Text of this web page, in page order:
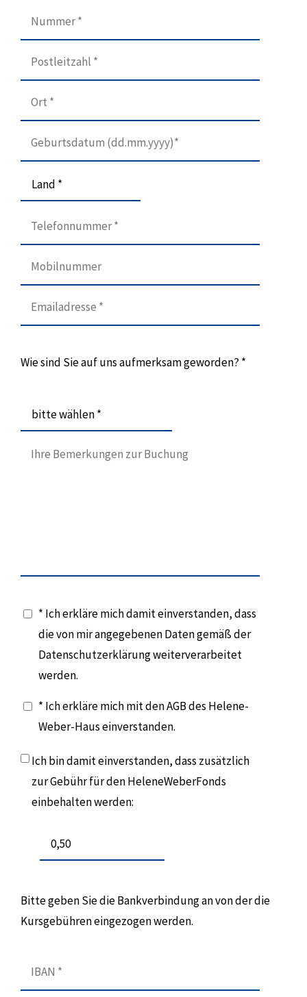
Land *
Wie sind Sie auf uns aufmerksam geworden? *
bitte wählen *
* Ich erkläre mich damit einverstanden, dass
die von mir angegebenen Daten gemäß der
Datenschutzerklärung weiterverarbeitet
werden.
* Ich erkläre mich mit den AGB des Helene-
Weber-Haus einverstanden.
Ich bin damit einverstanden, dass zusätzlich
zur Gebühr für den HeleneWeberFonds
einbehalten werden:
Bitte geben Sie die Bankverbindung an von der die
Kursgebühren eingezogen werden.